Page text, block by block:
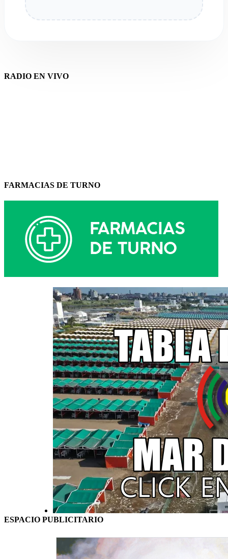
RADIO EN VIVO
FARMACIAS DE TURNO
ESPACIO PUBLICITARIO